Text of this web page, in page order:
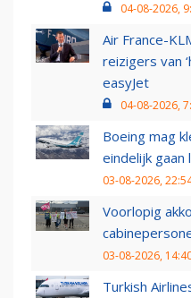
04-08-2026,
Air France-
reizigers van
easyJet
04-08-2026,
Boeing mag
eindelijk gaan
03-08-2026,
Voorlopig
03-08-2026,
Turkish